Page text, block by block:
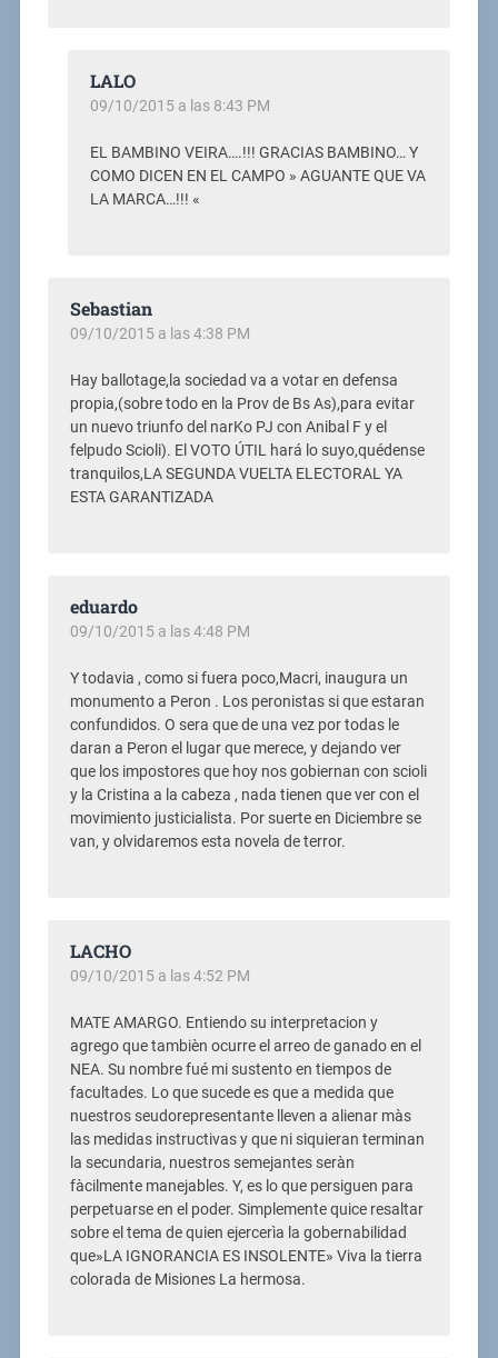
LALO
09/10/2015 a las 8:43 PM
EL BAMBINO VEIRA….!!! GRACIAS BAMBINO… Y
COMO DICEN EN EL CAMPO » AGUANTE QUE VA
LA MARCA…!!! «
Sebastian
09/10/2015 a las 4:38 PM
Hay ballotage,la sociedad va a votar en defensa
propia,(sobre todo en la Prov de Bs As),para evitar
un nuevo triunfo del narKo PJ con Anibal F y el
felpudo Scioli). El VOTO ÚTIL hará lo suyo,quédense
tranquilos,LA SEGUNDA VUELTA ELECTORAL YA
ESTA GARANTIZADA
eduardo
09/10/2015 a las 4:48 PM
Y todavia , como si fuera poco,Macri, inaugura un
monumento a Peron . Los peronistas si que estaran
confundidos. O sera que de una vez por todas le
daran a Peron el lugar que merece, y dejando ver
que los impostores que hoy nos gobiernan con scioli
y la Cristina a la cabeza , nada tienen que ver con el
movimiento justicialista. Por suerte en Diciembre se
van, y olvidaremos esta novela de terror.
LACHO
09/10/2015 a las 4:52 PM
MATE AMARGO. Entiendo su interpretacion y
agrego que tambièn ocurre el arreo de ganado en el
NEA. Su nombre fué mi sustento en tiempos de
facultades. Lo que sucede es que a medida que
nuestros seudorepresentante lleven a alienar màs
las medidas instructivas y que ni siquieran terminan
la secundaria, nuestros semejantes seràn
fàcilmente manejables. Y, es lo que persiguen para
perpetuarse en el poder. Simplemente quice resaltar
sobre el tema de quien ejercerìa la gobernabilidad
que»LA IGNORANCIA ES INSOLENTE» Viva la tierra
colorada de Misiones La hermosa.